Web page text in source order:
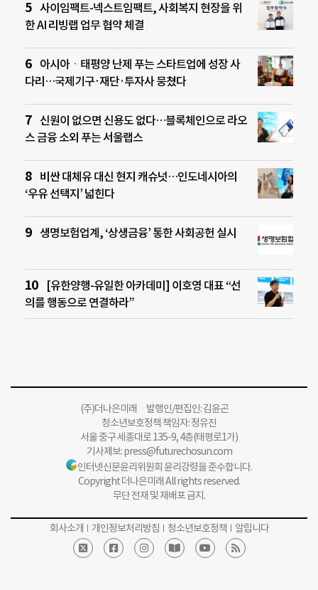
사이임팩트-넥스트임팩트, 사회복지 현장을 위
한 AI 리빙랩 업무 협약 체결
아시아ㆍ태평양 난제 푸는 스타트업에 성장 사
다리…국제기구·재단·투자사 뭉쳤다
신원이 없으면 신용도 없다…블록체인으로 라오
스 금융 소외 푸는 서울랩스
비싼 대체유 대신 현지 캐슈넛…인도네시아의
‘우유 선택지’ 넓힌다
생명보험업계, ‘상생금융’ 통한 사회공헌 실시
[유한양행-유일한 아카데미] 이호영 대표 “선
의를 행동으로 연결하라”
(주)더나은미래 발행인/편집인: 김윤곤
청소년보호정책 책임자: 정유진
서울 중구 세종대로 135-9, 4층(태평로1가)
기사제보:press@futurechosun.com
인터넷신문윤리위원회 윤리강령을 준수합니다.
Copyright 더나은미래 All rights reserved.
무단 전재 및 재배포 금지.
회사소개 개인정보처리방침 청소년보호정책 알립니다